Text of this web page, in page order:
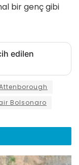
bir genç gibi
edilen
Bolsonaro